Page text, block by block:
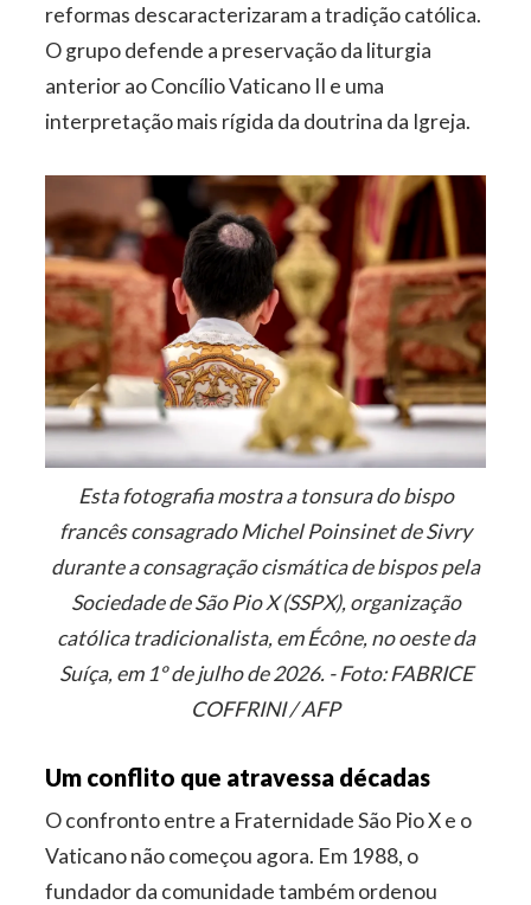
reformas descaracterizaram a tradição católica.
O grupo defende a preservação da liturgia
anterior ao Concílio Vaticano II e uma
interpretação mais rígida da doutrina da Igreja.
Esta fotografia mostra a tonsura do bispo
francês consagrado Michel Poinsinet de Sivry
durante a consagração cismática de bispos pela
Sociedade de São Pio X (SSPX), organização
católica tradicionalista, em Écône, no oeste da
Suíça, em 1º de julho de 2026. - Foto: FABRICE
COFFRINI / AFP
Um conflito que atravessa décadas
O confronto entre a Fraternidade São Pio X e o
Vaticano não começou agora. Em 1988, o
fundador da comunidade também ordenou